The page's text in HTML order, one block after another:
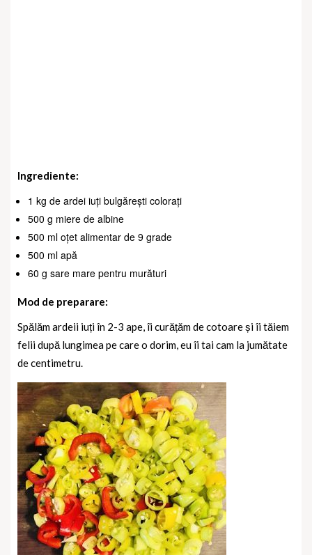
Ingrediente:
1 kg de ardei iuți bulgărești colorați
500 g miere de albine
500 ml oțet alimentar de 9 grade
500 ml apă
60 g sare mare pentru murături
Mod de preparare:
Spălăm ardeii iuți în 2-3 ape, îi curățăm de cotoare și îi tăiem
felii după lungimea pe care o dorim, eu îi tai cam la jumătate
de centimetru.